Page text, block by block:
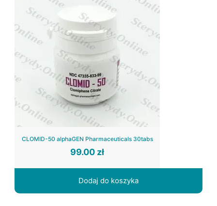
CLOMID-50 alphaGEN Pharmaceuticals 30tabs
99.00 zł
Dodaj do koszyka